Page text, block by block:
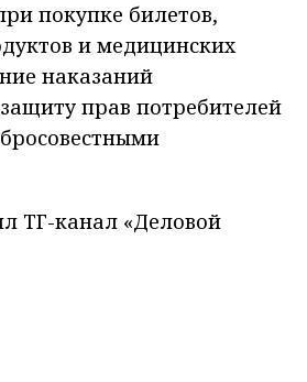
покупке билетов,
и медицинских
наказаний
прав потребителей
ТГ-канал «Деловой